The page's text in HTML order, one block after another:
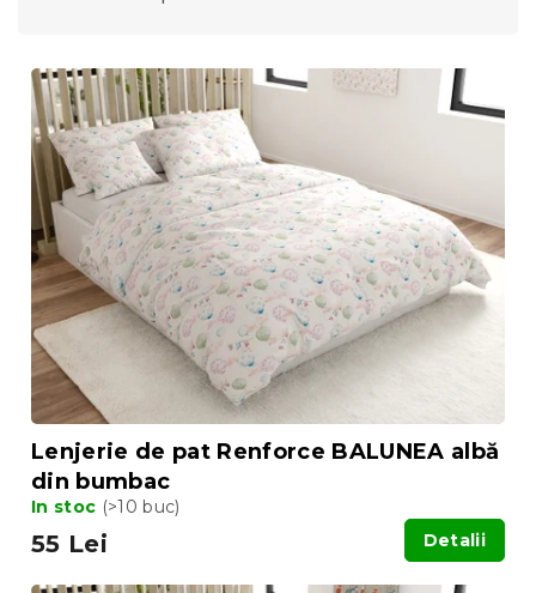
e
o
d
u
u
u
L
o
d
u
e
Lenjerie de pat Renforce BALUNEA albă
din bumbac
In stoc (>10 buc)
55 Lei Detalii